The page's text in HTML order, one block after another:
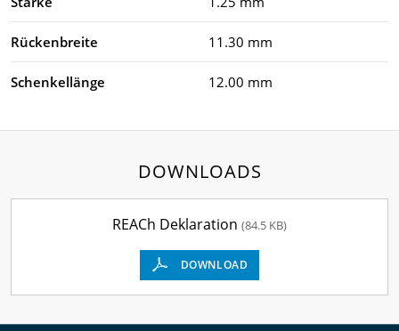
Rückenbreite 11.30 mm
Schenkellänge 12.00 mm
DOWNLOADS
REACh Deklaration (84.5 KB)
DOWNLOAD